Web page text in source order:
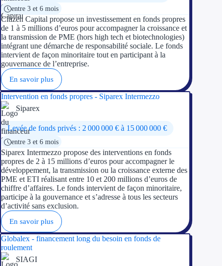
entre 3 et 6 mois
Citizen Capital propose un investissement en fonds propres
de 1 à 5 millions d’euros pour accompagner la croissance et
la transmission de PME (hors high tech et biotechnologies)
intégrant une démarche de responsabilité sociale. Le fonds
intervient de façon minoritaire tout en participant à la
gouvernance de l’entreprise.
En savoir plus
Intervention en fonds propres - Siparex Intermezzo
Siparex
Levée de fonds privés : 2 000 000 € à 15 000 000 €
entre 3 et 6 mois
Siparex Intermezzo propose des interventions en fonds
propres de 2 à 15 millions d’euros pour accompagner le
développement, la transmission ou la croissance externe des
PME et ETI réalisant entre 10 et 200 millions d’euros de
chiffre d’affaires. Le fonds intervient de façon minoritaire,
participe à la gouvernance et s’adresse à tous les secteurs
d’activité sans exclusion.
En savoir plus
Globalex - financement long du besoin en fonds de
roulement
SIAGI